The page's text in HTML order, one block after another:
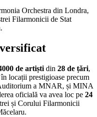
Orchestra din Londra,
Filarmonicii de Stat
de artiști din 28 de țări,
în locații prestigioase precum
a MNAR, și MINA
oficială va avea loc pe 24
și Corului Filarmonicii